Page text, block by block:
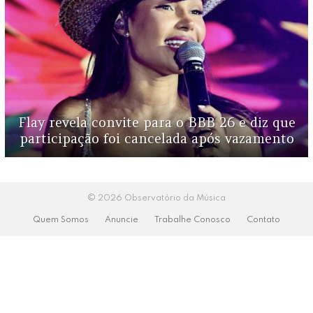
Flay revela convite para o BBB 26 e diz que
participação foi cancelada após vazamento
© 2026 Observatório da Música
Quem Somos Anuncie Trabalhe Conosco Contato